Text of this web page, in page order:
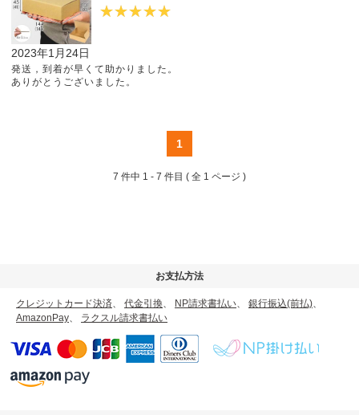
2023年1月24日
発送，到着が早くて助かりました。
ありがとうございました。
1
7 件中 1 - 7 件目 ( 全 1 ページ )
お支払方法
クレジットカード決済、 代金引換、 NP請求書払い、 銀行振込(前払)、
AmazonPay、 ラクスル請求書払い